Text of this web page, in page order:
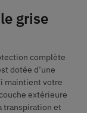
grise
complète
dotée d’une
maintient votre
extérieure
transpiration et